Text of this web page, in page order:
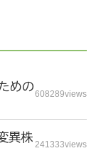
めの
608289views
異株
241333views